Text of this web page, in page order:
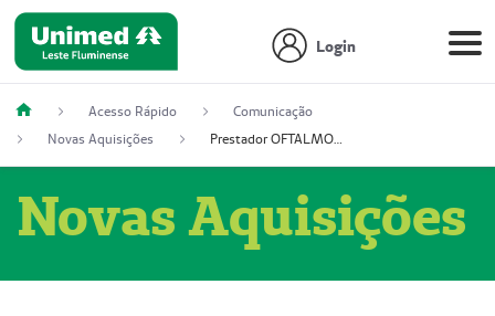
Login
Acesso Rápido
Comunicação
Novas Aquisições
Prestador OFTALMOCLÍNICA SÃO GONÇALO (55004164-2)
Novas Aquisições